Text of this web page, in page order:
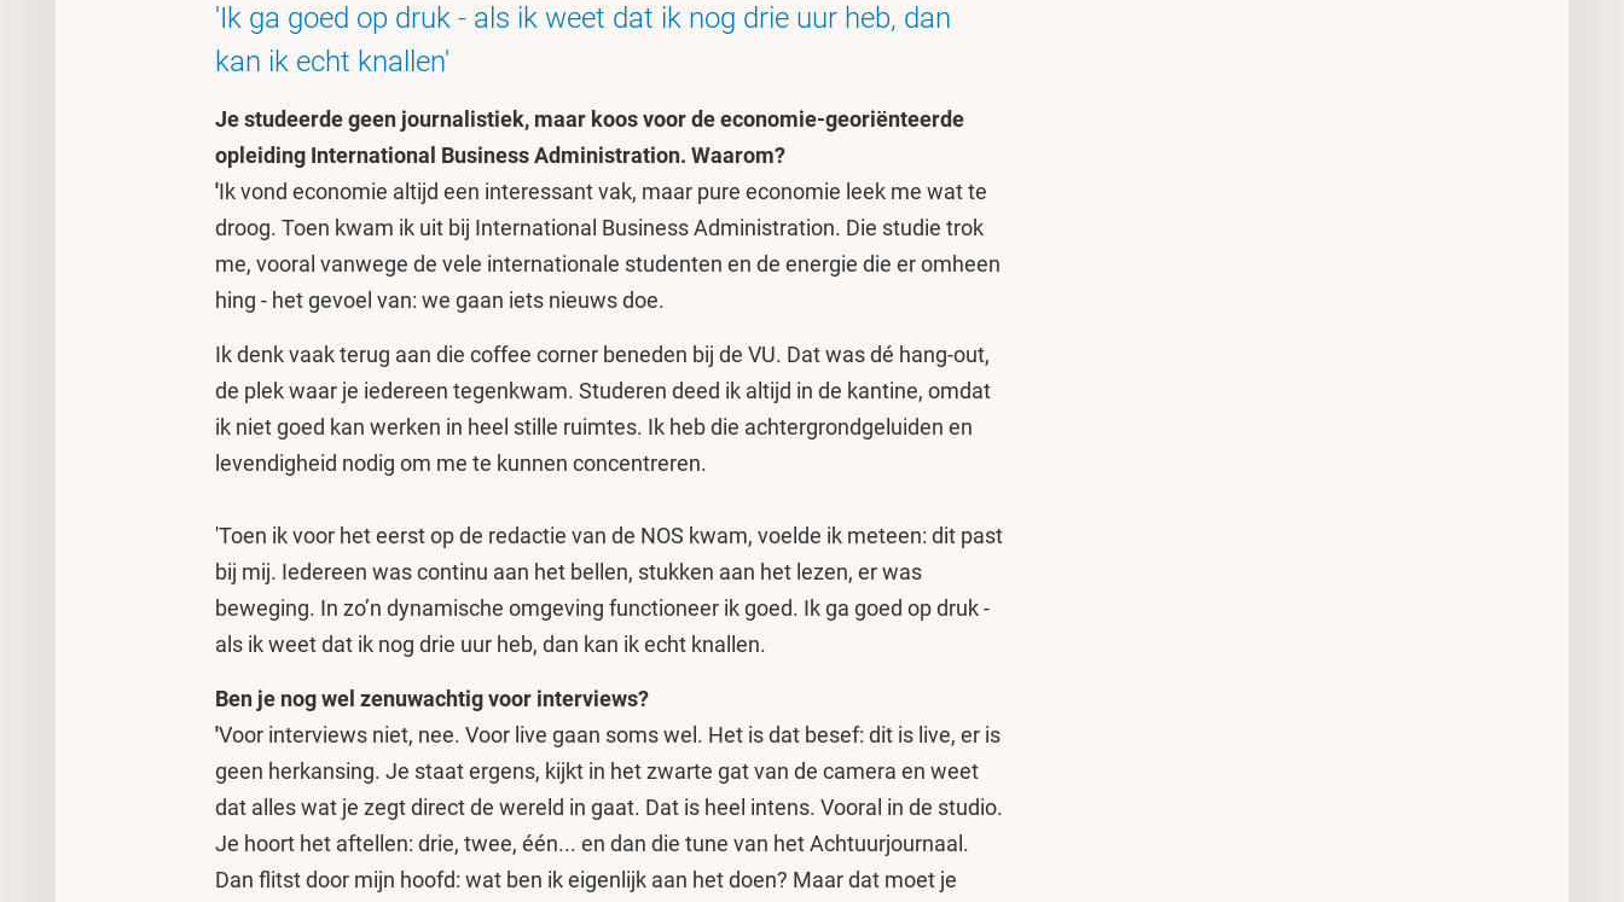
'Ik ga goed op druk - als ik weet dat ik nog drie uur heb, dan
kan ik echt knallen'
Je studeerde geen journalistiek, maar koos voor de economie-georiënteerde
opleiding International Business Administration. Waarom?
'Ik vond economie altijd een interessant vak, maar pure economie leek me wat te
droog. Toen kwam ik uit bij International Business Administration. Die studie trok
me, vooral vanwege de vele internationale studenten en de energie die er omheen
hing - het gevoel van: we gaan iets nieuws doe.
Ik denk vaak terug aan die coffee corner beneden bij de VU. Dat was dé hang-out,
de plek waar je iedereen tegenkwam. Studeren deed ik altijd in de kantine, omdat
ik niet goed kan werken in heel stille ruimtes. Ik heb die achtergrondgeluiden en
levendigheid nodig om me te kunnen concentreren.
'Toen ik voor het eerst op de redactie van de NOS kwam, voelde ik meteen: dit past
bij mij. Iedereen was continu aan het bellen, stukken aan het lezen, er was
beweging. In zo’n dynamische omgeving functioneer ik goed. Ik ga goed op druk -
als ik weet dat ik nog drie uur heb, dan kan ik echt knallen.
Ben je nog wel zenuwachtig voor interviews?
'Voor interviews niet, nee. Voor live gaan soms wel. Het is dat besef: dit is live, er is
geen herkansing. Je staat ergens, kijkt in het zwarte gat van de camera en weet
dat alles wat je zegt direct de wereld in gaat. Dat is heel intens. Vooral in de studio.
Je hoort het aftellen: drie, twee, één... en dan die tune van het Achtuurjournaal.
Dan flitst door mijn hoofd: wat ben ik eigenlijk aan het doen? Maar dat moet je